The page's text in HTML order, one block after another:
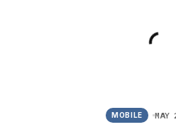
MOBILE